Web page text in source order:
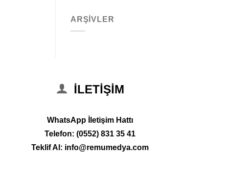
ARŞIVLER
ILETIŞIM
WhatsApp İletişim Hattı
Telefon: (0552) 831 35 41
Teklif Al: info@remumedya.com